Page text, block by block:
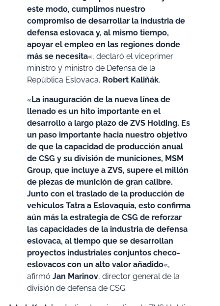
este modo, cumplimos nuestro
compromiso de desarrollar la industria de
defensa eslovaca y, al mismo tiempo,
apoyar el empleo en las regiones donde
más se necesita«, declaró el viceprimer
ministro y ministro de Defensa de la
República Eslovaca, Robert Kaliňák.
«La inauguración de la nueva línea de
llenado es un hito importante en el
desarrollo a largo plazo de ZVS Holding. Es
un paso importante hacia nuestro objetivo
de que la capacidad de producción anual
de CSG y su división de municiones, MSM
Group, que incluye a ZVS, supere el millón
de piezas de munición de gran calibre.
Junto con el traslado de la producción de
vehículos Tatra a Eslovaquia, esto confirma
aún más la estrategia de CSG de reforzar
las capacidades de la industria de defensa
eslovaca, al tiempo que se desarrollan
proyectos industriales conjuntos checo-
eslovacos con un alto valor añadido«,
afirmó Jan Marinov, director general de la
división de defensa de CSG.